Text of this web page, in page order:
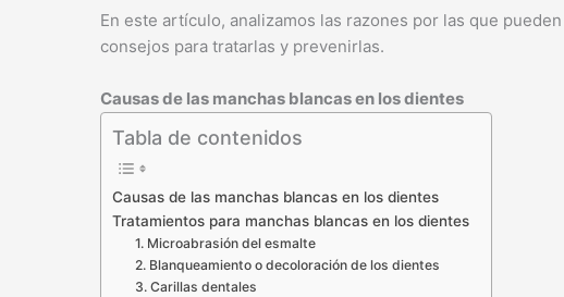
En este artículo, analizamos las razones por las que
consejos para tratarlas y prevenirlas.
Causas de las manchas blancas en los dientes
Tabla de contenidos
Causas de las manchas blancas en los dientes
Tratamientos para manchas blancas en los dientes
1. Microabrasión del esmalte
2. Blanqueamiento o decoloración de los dientes
3. Carillas dentales